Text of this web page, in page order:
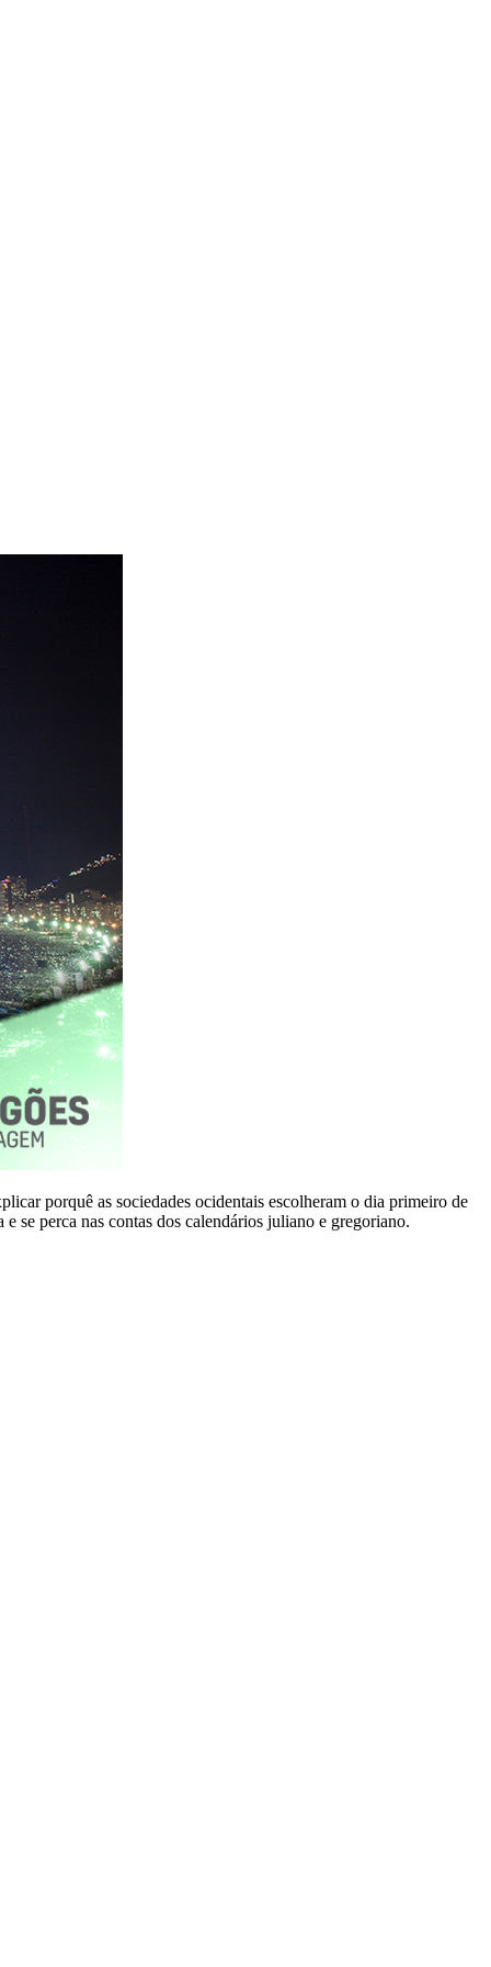
porquê as sociedades ocidentais escolheram o dia primeiro de
se perca nas contas dos calendários juliano e gregoriano.